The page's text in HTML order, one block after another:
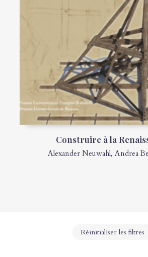
Construire à la
Alexander Neuwahl, Andrea
Réinitialiser les filtres